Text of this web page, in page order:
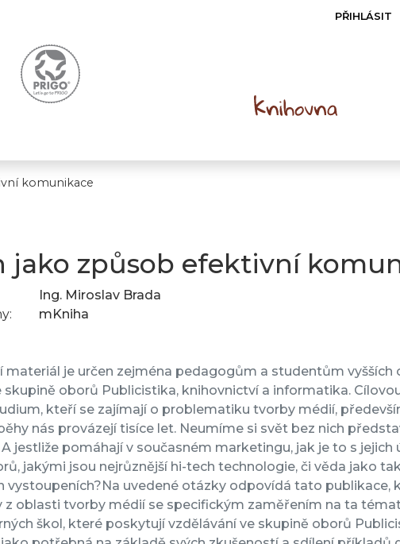
PŘIHLÁSIT
komunikace
jako způsob efektivní
Ing. Miroslav Brada
mKniha
materiál je určen zejména pedagogům a studentům
skupině oborů Publicistika, knihovnictví a informatika.
kteří se zajímají o problematiku tvorby médií,
nás provázejí tisíce let. Neumíme si svět bez nich
jestliže pomáhají v současném marketingu, jak je to s jejich
jakými jsou nejrůznější hi-tech technologie, či věda jako
vystoupeních?Na uvedené otázky odpovídá tato publikace,
oblasti tvorby médií se specifickým zaměřením na ta
škol, které poskytují vzdělávání ve skupině oborů